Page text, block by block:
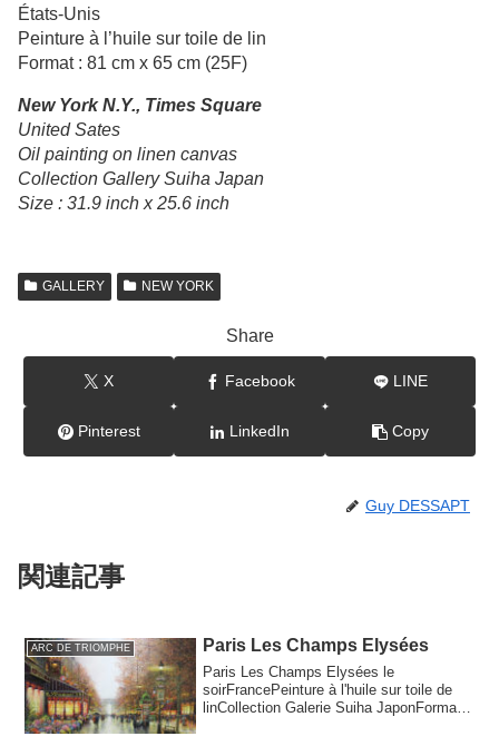
États-Unis
Peinture à l’huile sur toile de lin
Format : 81 cm x 65 cm (25F)
New York N.Y., Times Square
United Sates
Oil painting on linen canvas
Collection Gallery Suiha Japan
Size : 31.9 inch x 25.6 inch
GALLERY NEW YORK
Share
X Facebook LINE
Pinterest LinkedIn Copy
Guy DESSAPT
関連記事
ARC DE TRIOMPHE Paris Les Champs Elysées
Paris Les Champs Elysées le
soirFrancePeinture à l'huile sur toile de
linCollection Galerie Suiha JaponFormat :